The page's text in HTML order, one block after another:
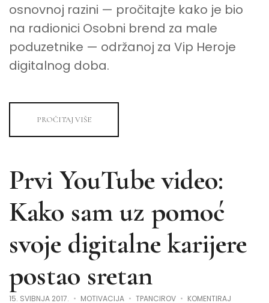
osnovnoj razini — pročitajte kako je bio
na radionici Osobni brend za male
poduzetnike — održanoj za Vip Heroje
digitalnog doba.
PROČITAJ VIŠE
Prvi YouTube video:
Kako sam uz pomoć
svoje digitalne karijere
postao sretan
15. SVIBNJA 2017. MOTIVACIJA TPANCIROV KOMENTIRAJ